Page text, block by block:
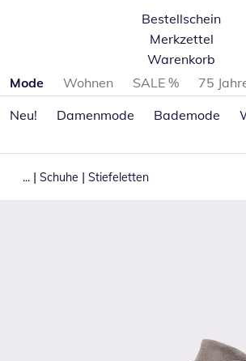
Bestellschein
Merkzettel
Warenkorb
Produktkategorien überspringen
Mode Wohnen SALE %
75
Neu!
Damenmode Bademode
... | Schuhe | Stiefeletten